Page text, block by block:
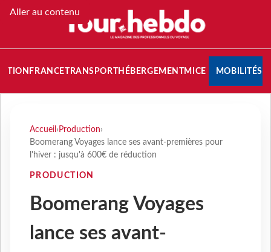
Aller au contenu
FRANCETRANSPORT HÉBERGEMENTMICE MOBILITÉS
Accueil › Production›
Boomerang Voyages lance ses avant-premières pour
l'hiver : jusqu'à 600€ de réduction
PRODUCTION
Boomerang Voyages
lance ses avant-